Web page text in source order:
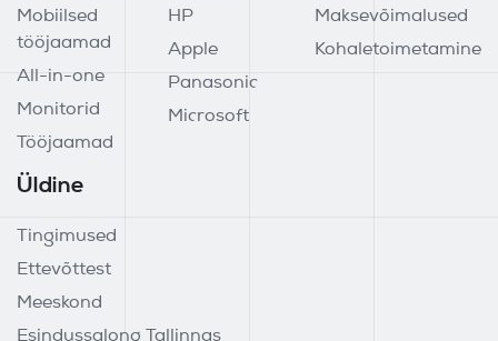
Mobiilsed
tööjaamad
All-in-one
Monitorid
Tööjaamad
HP
Apple
Panasonic
Microsoft
Maksevõimalused
Kohaletoimetamine
Üldine
Tingimused
Ettevõttest
Meeskond
Esindussalong Tallinnas